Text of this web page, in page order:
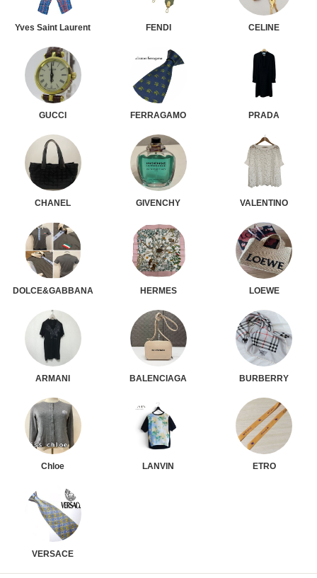
Yves Saint Laurent FENDI CELINE
GUCCI FERRAGAMO PRADA
CHANEL GIVENCHY VALENTINO
DOLCE&GABBANA HERMES LOEWE
ARMANI BALENCIAGA BURBERRY
Chloe LANVIN ETRO
VERSACE